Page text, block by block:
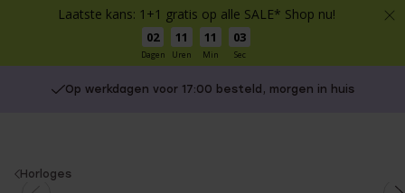
Laatste kans: 1+1 gratis op alle SALE* Shop nu!
02
Dagen
11
Uren
11
Min
03
Sec
Op werkdagen voor 17:00 besteld, morgen in huis
You
Horloges